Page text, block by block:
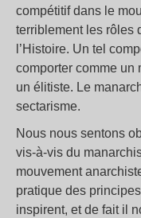
compétitif dans le
terriblement les rôles
l’Histoire. Un tel
comporter comme un
un élitiste. Le
sectarisme.
Nous nous sentons
vis-à-vis du
mouvement
pratique des
inspirent, et de fait il